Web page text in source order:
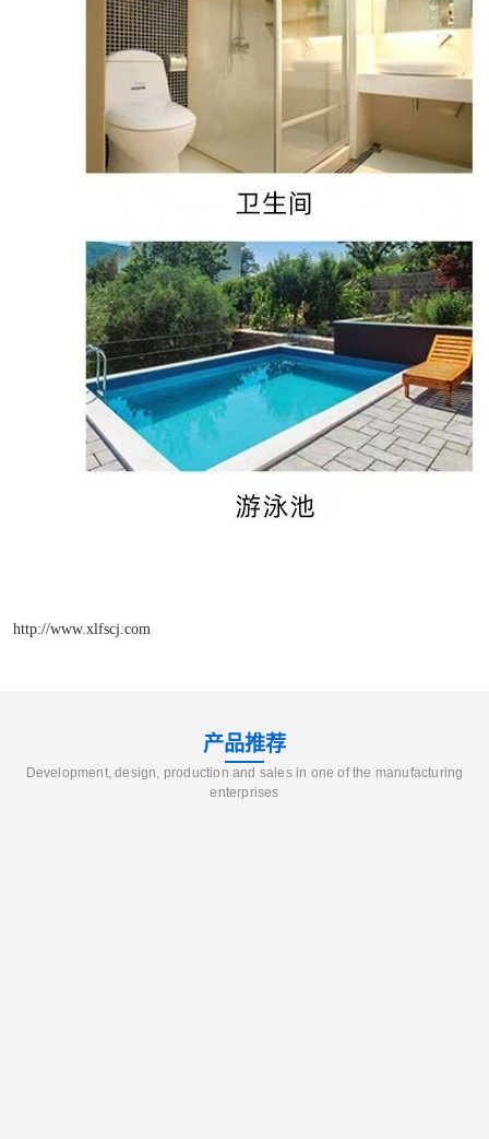
http://www.xlfscj.com
产品推荐
Development, design, production and sales in one of the manufacturing
enterprises